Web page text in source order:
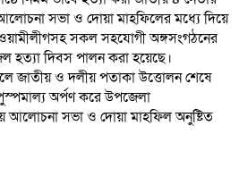
সভা ও দোয়া মাহফিলের মধ্যে দিয়ে
সকল সহযোগী অঙ্গসংগঠনের
হত্যা দিবস পালন করা হয়েছে।
জাতীয় ও দলীয় পতাকা উত্তোলন শেষে
অর্পণ করে উপজেলা
আলোচনা সভা ও দোয়া মাহফিল অনুষ্টিত